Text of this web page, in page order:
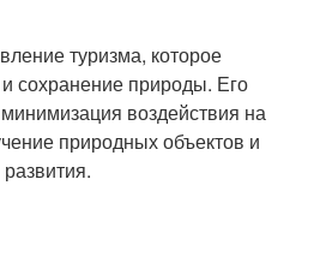
туризма, которое
сохранение природы. Его
воздействия на
природных объектов и